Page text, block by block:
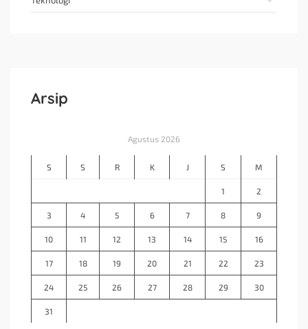
Arsip
Agustus 2026
S S R K J S M
1 2
3 4 5 6 7 8 9
10 11 12 13 14 15 16
17 18 19 20 21 22 23
24 25 26 27 28 29 30
31